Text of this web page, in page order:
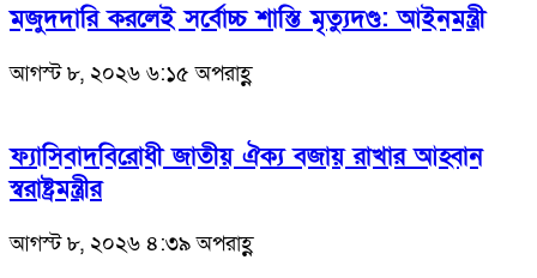
মজুদদারি করলেই সর্বোচ্চ শাস্তি মৃত্যুদণ্ড: আইনমন্ত্রী
আগস্ট ৮, ২০২৬ ৬:১৫ অপরাহ্ণ
ফ্যাসিবাদবিরোধী জাতীয় ঐক্য বজায় রাখার আহ্বান
স্বরাষ্ট্রমন্ত্রীর
আগস্ট ৮, ২০২৬ ৪:৩৯ অপরাহ্ণ